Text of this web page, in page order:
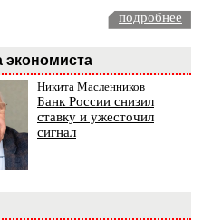
подробнее
экономиста
Никита Масленников
Банк России снизил
ставку и ужесточил
сигнал